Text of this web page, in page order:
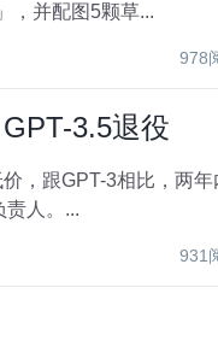
，并配图5颗草...
978
3.5退役
，跟GPT-3相比，两年
人。...
931